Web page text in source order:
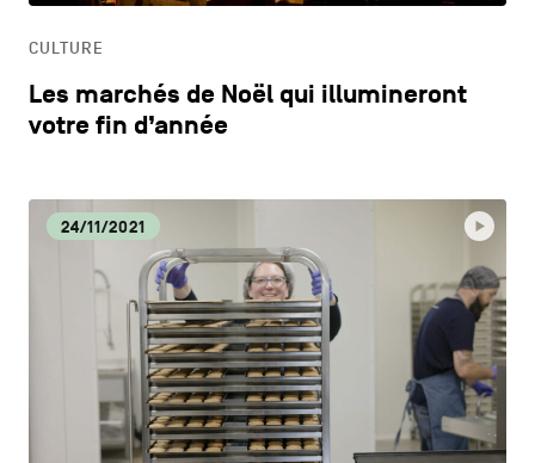
CULTURE
Les marchés de Noël qui illumineront
votre fin d’année
24/11/2021